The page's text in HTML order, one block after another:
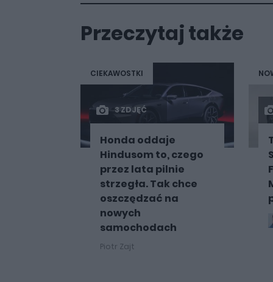
Przeczytaj także
CIEKAWOSTKI
3 ZDJĘĆ
Honda oddaje
Hindusom to, czego
przez lata pilnie
strzegła. Tak chce
oszczędzać na
nowych
samochodach
Piotr Zajt